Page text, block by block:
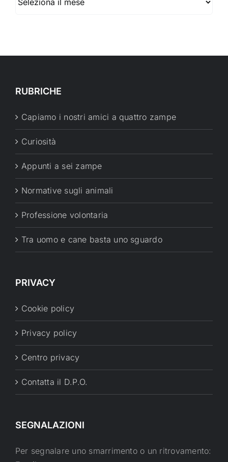
RUBRICHE
Capiamo i nostri amici a quattro zampe
Curiosità
Appunti a sei zampe
Normative sugli animali
Professione volontaria
Tra uomo e cane basta uno sguardo
PRIVACY
Cookie policy
Privacy policy
Centro privacy
Contatta il D.P.O.
SEGNALAZIONI
Per segnalare uno smarrimento o un ritrovamento: